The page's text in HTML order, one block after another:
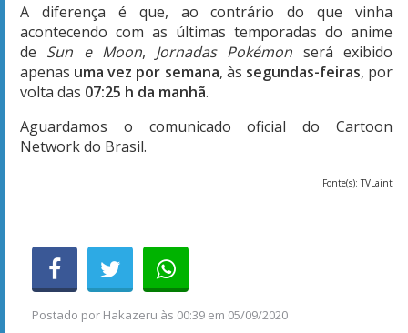
A diferença é que, ao contrário do que vinha
acontecendo com as últimas temporadas do anime
de Sun e Moon, Jornadas Pokémon será exibido
apenas uma vez por semana, às segundas-feiras, por
volta das 07:25 h da manhã.
Aguardamos o comunicado oficial do Cartoon
Network do Brasil.
Fonte(s): TVLaint
Postado por Hakazeru às 00:39 em 05/09/2020